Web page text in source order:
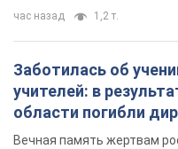
час назад 1,2 т.
Заботилась об
учителей: в
области погибли
муж и внук
Вечная память жертвам